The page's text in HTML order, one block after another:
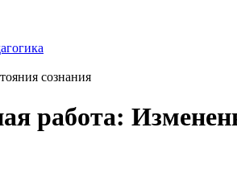
сознания
работа: